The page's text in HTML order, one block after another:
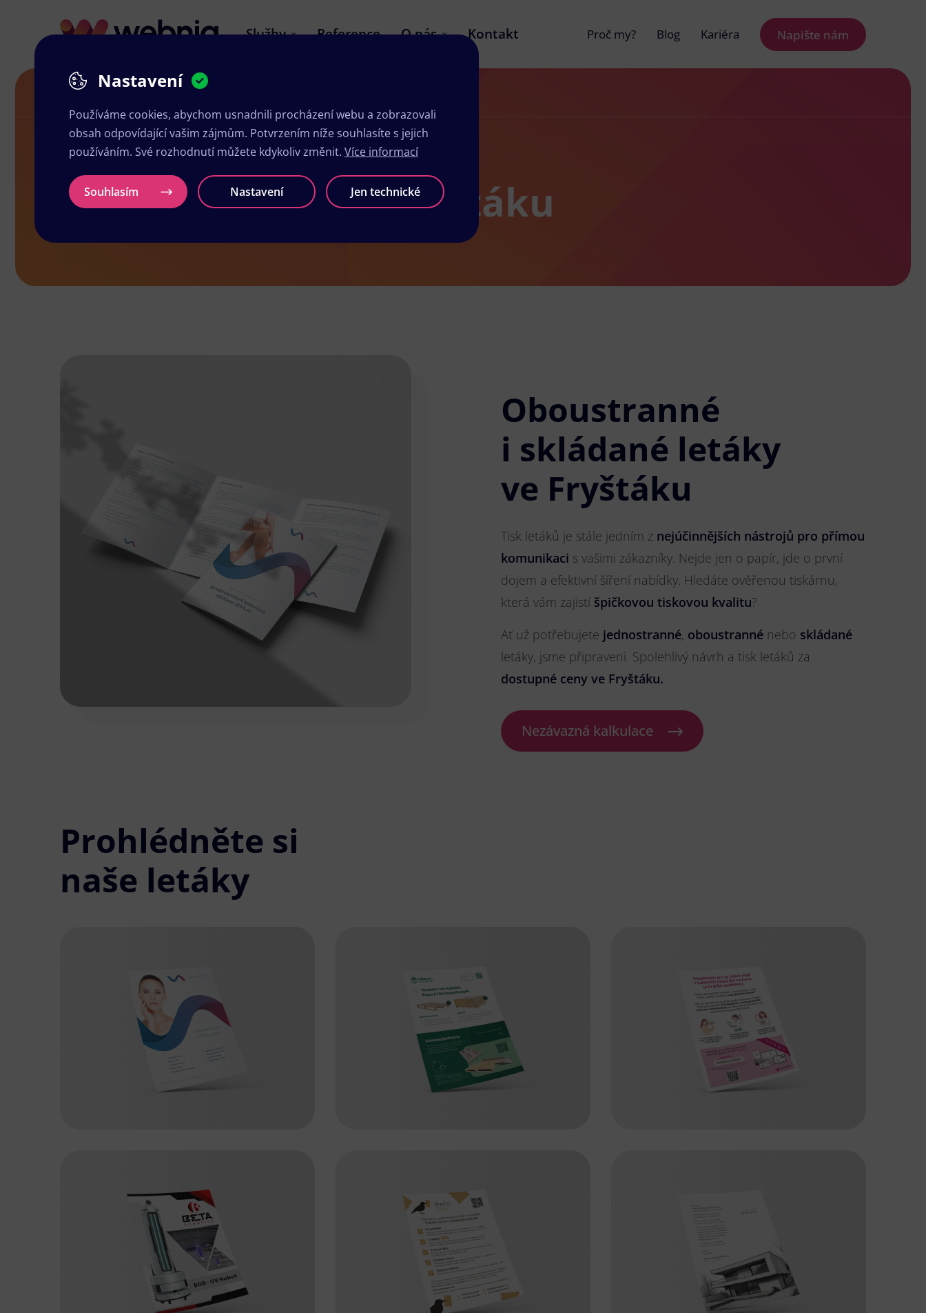
Služby Reference O nás Kontakt Proč my? Blog Kariéra Napište nám
Návrh letáků ve Fryštáku
Návrh letáků ve Fryštáku
Oboustranné
i skládané letáky
ve Fryštáku
Tisk letáků je stále jedním z nejúčinnějších nástrojů pro přímou
komunikaci s vašimi zákazníky. Nejde jen o papír, jde o první
dojem a efektivní šíření nabídky. Hledáte ověřenou tiskárnu,
která vám zajistí špičkovou tiskovou kvalitu?
Ať už potřebujete jednostranné, oboustranné nebo skládané
letáky, jsme připraveni. Spolehlivý návrh a tisk letáků za
dostupné ceny ve Fryštáku.
Nezávazná kalkulace
Prohlédněte si
naše letáky
Nastavení
Používáme cookies, abychom usnadnili procházení webu a zobrazovali
obsah odpovídající vašim zájmům. Potvrzením níže souhlasíte s jejich
používáním. Své rozhodnutí můžete kdykoliv změnit. Více informací
Souhlasím Nastavení Jen technické